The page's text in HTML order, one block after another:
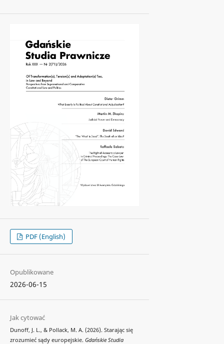
PDF (English)
Opublikowane
2026-06-15
Jak cytować
Dunoff, J. L., & Pollack, M. A. (2026). Starając się
zrozumieć sądy europejskie. Gdańskie Studia